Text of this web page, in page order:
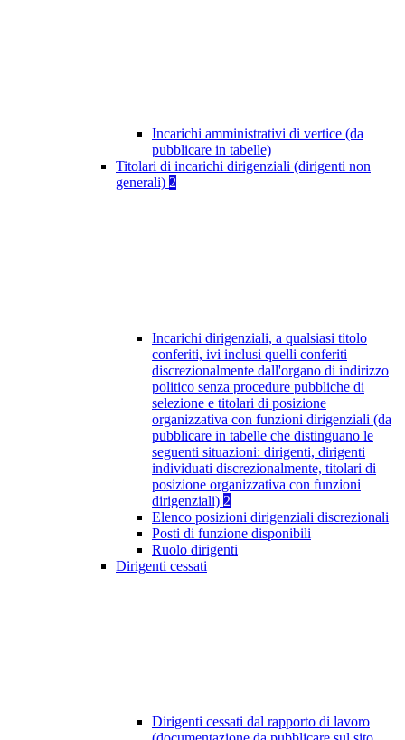
Incarichi amministrativi di vertice (da
pubblicare in tabelle)
Titolari di incarichi dirigenziali (dirigenti non
generali) 2
Incarichi dirigenziali, a qualsiasi titolo
conferiti, ivi inclusi quelli conferiti
discrezionalmente dall'organo di indirizzo
politico senza procedure pubbliche di
selezione e titolari di posizione
organizzativa con funzioni dirigenziali (da
pubblicare in tabelle che distinguano le
seguenti situazioni: dirigenti, dirigenti
individuati discrezionalmente, titolari di
posizione organizzativa con funzioni
dirigenziali) 2
Elenco posizioni dirigenziali discrezionali
Posti di funzione disponibili
Ruolo dirigenti
Dirigenti cessati
Dirigenti cessati dal rapporto di lavoro